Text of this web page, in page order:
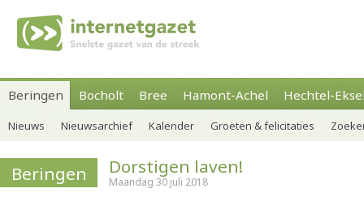
Beringen Bocholt Bree Hamont-Achel Hechtel-
Nieuws Nieuwsarchief Kalender Groeten & felicitaties
Beringen Dorstigen laven!
Maandag 30 juli 2018